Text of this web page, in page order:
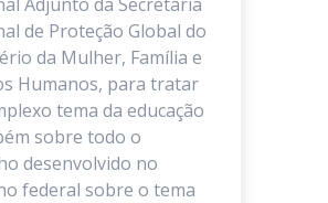
de Proteção Global do
da Mulher, Família e
Humanos, para tratar
tema da educação
sobre todo o
desenvolvido no
federal sobre o tema